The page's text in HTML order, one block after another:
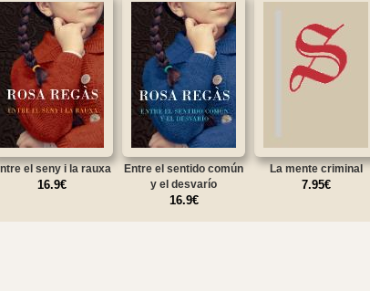
el seny i la rauxa
16.9€
Entre el sentido común
y el desvarío
16.9€
La mente criminal
7.95€